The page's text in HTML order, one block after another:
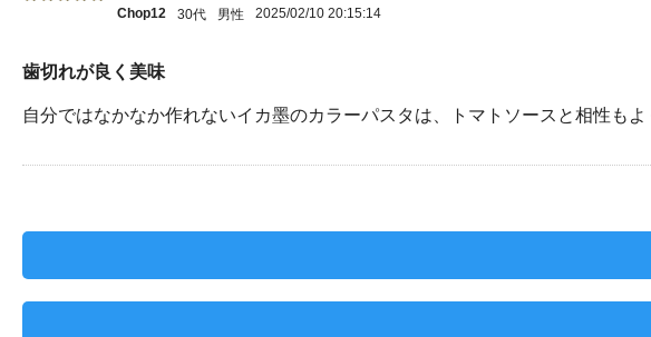
Chop12 30代 男性 2025/02/10 20:15:14
歯切れが良く美味
自分ではなかなか作れないイカ墨のカラーパスタは、トマトソースと相性もよ